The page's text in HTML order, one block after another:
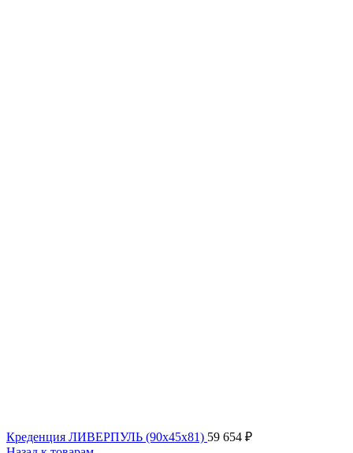
Креденция ЛИВЕРПУЛЬ (90x45x81) 59 654 ₽